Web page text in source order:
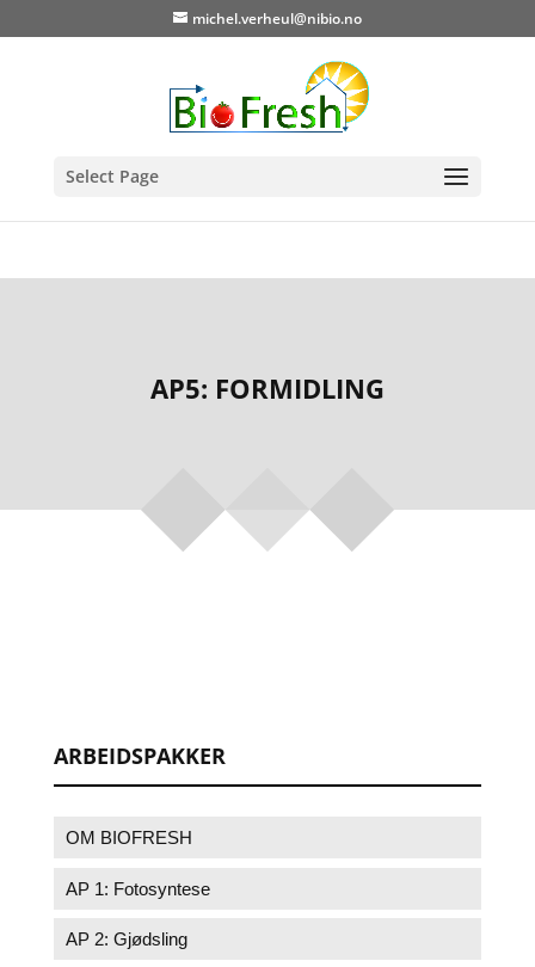
michel.verheul@nibio.no
Select Page
AP5: FORMIDLING
ARBEIDSPAKKER
OM BIOFRESH
AP 1: Fotosyntese
AP 2: Gjødsling